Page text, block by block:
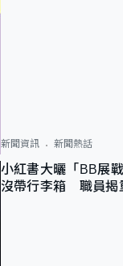
新聞資訊 新聞熱話
小紅書大曬「BB展
沒帶行李箱 職員揭